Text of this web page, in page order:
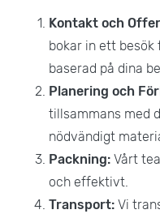
Kontakt och
bokar in ett
baserad på dina
Planering och
tillsammans med
nödvändigt
Packning: Vårt
och effektivt.
Transport: Vi